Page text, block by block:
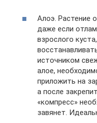
Алоэ. Растение
даже если
взрослого
источником
алое,
приложить на
а после
«компресс»
завянет.